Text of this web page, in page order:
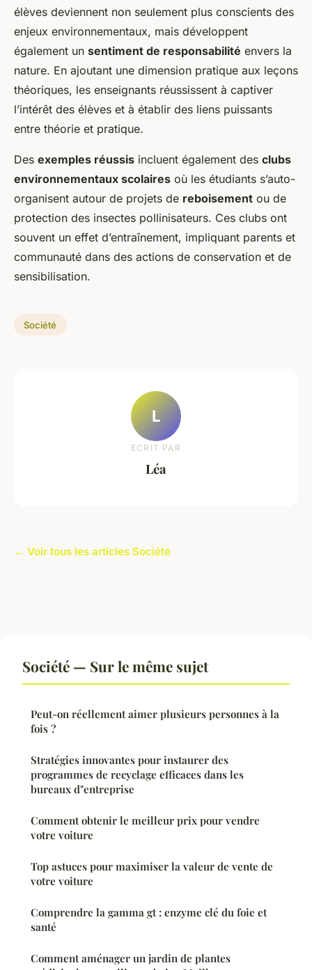
élèves deviennent non seulement plus conscients des
enjeux environnementaux, mais développent
également un sentiment de responsabilité envers la
nature. En ajoutant une dimension pratique aux leçons
théoriques, les enseignants réussissent à captiver
l’intérêt des élèves et à établir des liens puissants
entre théorie et pratique.
Des exemples réussis incluent également des clubs
environnementaux scolaires où les étudiants s’auto-
organisent autour de projets de reboisement ou de
protection des insectes pollinisateurs. Ces clubs ont
souvent un effet d’entraînement, impliquant parents et
communauté dans des actions de conservation et de
sensibilisation.
Société
L
ECRIT PAR
Léa
← Voir tous les articles Société
Société — Sur le même sujet
Peut-on réellement aimer plusieurs personnes à la
fois ?
Stratégies innovantes pour instaurer des
programmes de recyclage efficaces dans les
bureaux d"entreprise
Comment obtenir le meilleur prix pour vendre
votre voiture
Top astuces pour maximiser la valeur de vente de
votre voiture
Comprendre la gamma gt : enzyme clé du foie et
santé
Comment aménager un jardin de plantes